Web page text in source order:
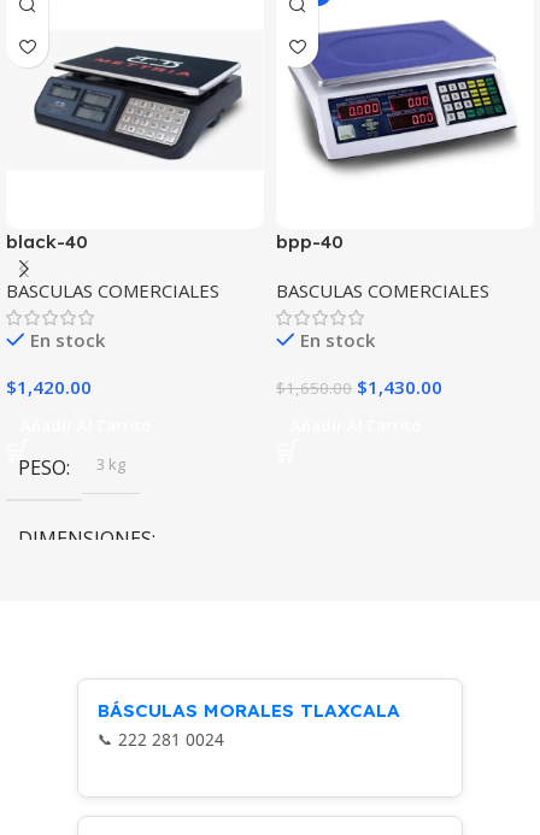
black-40
BASCULAS COMERCIALES
En stock
$1,420.00
PESO 3 kg
DIMENSIONES
bpp-40
BASCULAS COMERCIALES
En stock
$1,650.00 $1,430.00
BÁSCULAS MORALES TLAXCALA
222 281 0024